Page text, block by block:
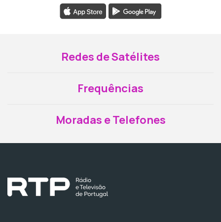
Redes de Satélites
Frequências
Moradas e Telefones